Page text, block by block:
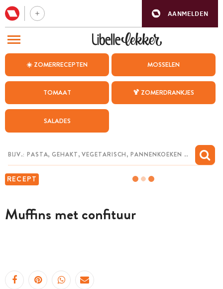
AANMELDEN
☀️ ZOMERRECEPTEN MOSSELEN
TOMAAT 🍹 ZOMERDRANKJES
SALADES
RECEPT
Muffins met confituur
BEZOEK ONZE ANDERE WEBSITES
WEEKMENU
CHAT MET MAIA
MIJN BEWAARDE RECEPTEN